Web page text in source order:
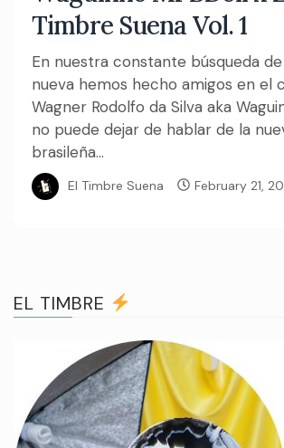
Timbre Suena Vol. 1
En nuestra constante búsqueda
nueva hemos hecho amigos en el
Wagner Rodolfo da Silva aka
no puede dejar de hablar de la
brasileña...
El Timbre Suena February 21,
EL TIMBRE